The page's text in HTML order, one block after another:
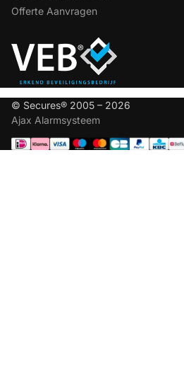
Offerte Aanvragen
© Secures® 2005 – 2026
Ajax Alarmsysteem